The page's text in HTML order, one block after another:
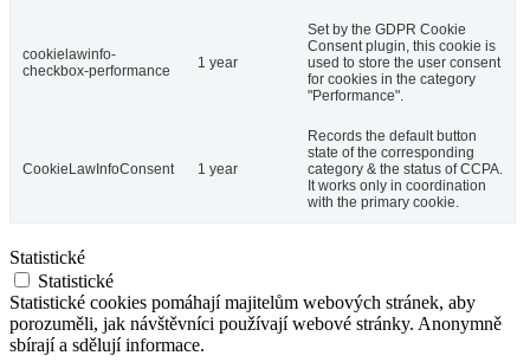
cookielawinfo-
checkbox-performance
1 year
Set by the GDPR Cookie
Consent plugin, this cookie is
used to store the user consent
for cookies in the category
"Performance".
CookieLawInfoConsent 1 year
Records the default button
state of the corresponding
category & the status of CCPA.
It works only in coordination
with the primary cookie.
Statistické
Statistické
Statistické cookies pomáhají majitelům webových stránek, aby
porozuměli, jak návštěvníci používají webové stránky. Anonymně
sbírají a sdělují informace.